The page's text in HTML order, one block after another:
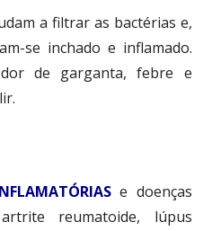
a filtrar as bactérias e,
se inchado e inflamado.
de garganta, febre e
e doenças
reumatoide, lúpus